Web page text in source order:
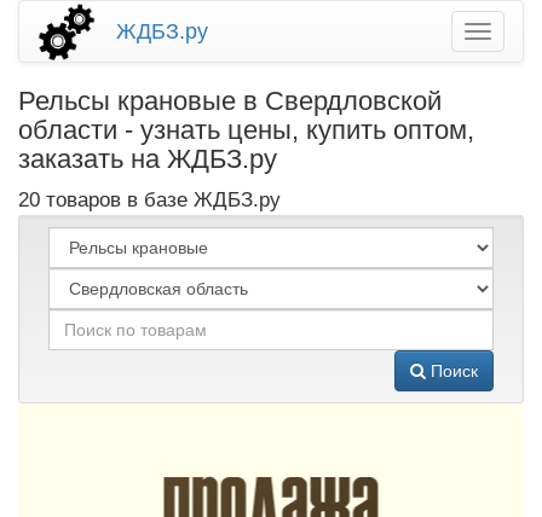
ЖДБЗ.ру
Рельсы крановые в Свердловской
области - узнать цены, купить оптом,
заказать на ЖДБЗ.ру
20 товаров в базе ЖДБЗ.ру
Поиск